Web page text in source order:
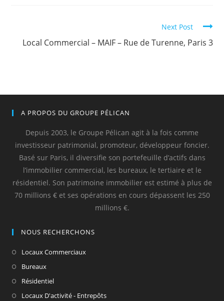
Next Post
Local Commercial – MAIF – Rue de Turenne, Paris 3
A PROPOS DU GROUPE PÉLICAN
Depuis 2003, le Groupe Pélican agit à la fois comme
investisseur patrimonial, promoteur, développeur foncier.
Basé sur Paris, il diversifie son portefeuille d’actifs dans
l’immobilier commercial, les bureaux, le tertiaire et le
résidentiel. Son patrimoine immobilier est estimé à plus de
70 millions € et ses opérations en cours dépassent les 250
millions €.
NOUS RECHERCHONS
Locaux Commerciaux
Bureaux
Résidentiel
Locaux D'activité - Entrepôts